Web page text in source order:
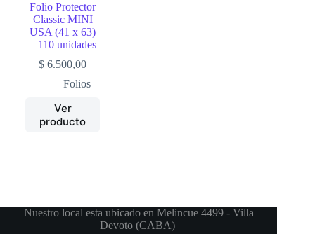
Folio Protector
Classic MINI
USA (41 x 63)
– 110 unidades
$ 6.500,00
Folios
Ver
producto
Nuestro local esta ubicado en Melincue 4499 - Villa
Devoto (CABA)